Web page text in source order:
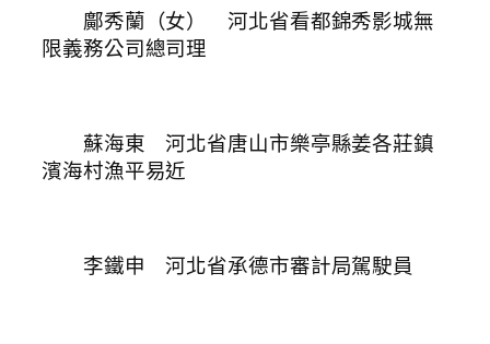
鄺秀蘭（女） 河北省看都錦秀影城無
限義務公司總司理
蘇海東 河北省唐山市樂亭縣姜各莊鎮
濱海村漁平易近
李鐵申 河北省承德市審計局駕駛員